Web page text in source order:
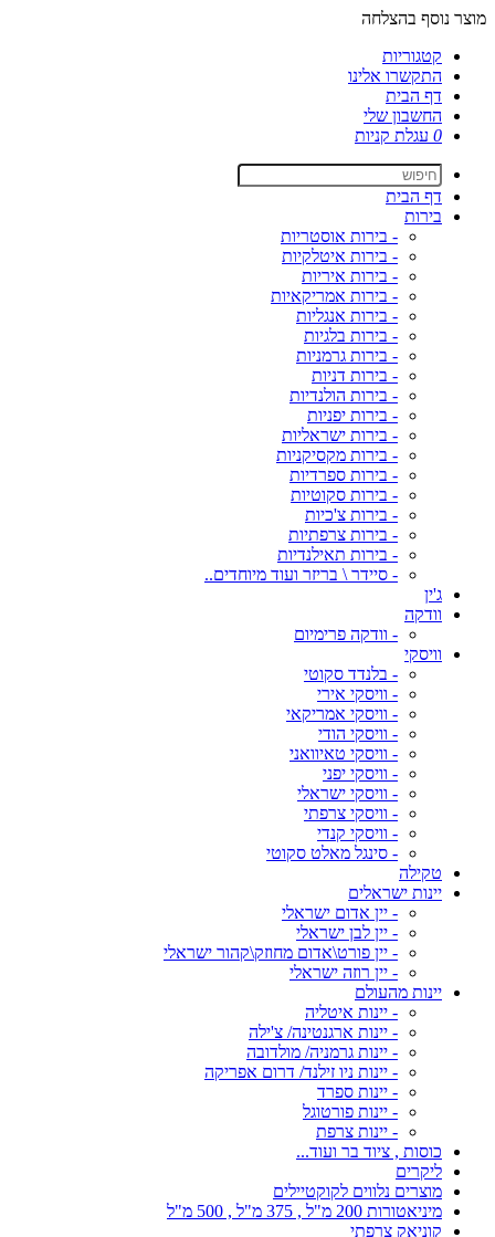
מוצר נוסף בהצלחה
קטגוריות
התקשרו אלינו
דף הבית
החשבון שלי
0 עגלת קניות
דף הבית
בירות
- בירות אוסטריות
- בירות איטלקיות
- בירות איריות
- בירות אמריקאיות
- בירות אנגליות
- בירות בלגיות
- בירות גרמניות
- בירות דניות
- בירות הולנדיות
- בירות יפניות
- בירות ישראליות
- בירות מקסיקניות
- בירות ספרדיות
- בירות סקוטיות
- בירות צ'כיות
- בירות צרפתיות
- בירות תאילנדיות
- סיידר \ בריזר ועוד מיוחדים..
ג'ין
וודקה
- וודקה פרימיום
וויסקי
- בלנדד סקוטי
- וויסקי אירי
- וויסקי אמריקאי
- וויסקי הודי
- וויסקי טאיוואני
- וויסקי יפני
- וויסקי ישראלי
- וויסקי צרפתי
- וויסקי קנדי
- סינגל מאלט סקוטי
טקילה
יינות ישראלים
- יין אדום ישראלי
- יין לבן ישראלי
- יין פורט\אדום מחוזק\קהור ישראלי
- יין רוזה ישראלי
יינות מהעולם
- יינות איטליה
- יינות ארגנטינה/ צ'ילה
- יינות גרמניה/ מולדובה
- יינות ניו זילנד/ דרום אפריקה
- יינות ספרד
- יינות פורטוגל
- יינות צרפת
כוסות , ציוד בר ועוד...
ליקרים
מוצרים נלווים לקוקטיילים
מיניאטורות 200 מ"ל , 375 מ"ל , 500 מ"ל
קוניאק צרפתי